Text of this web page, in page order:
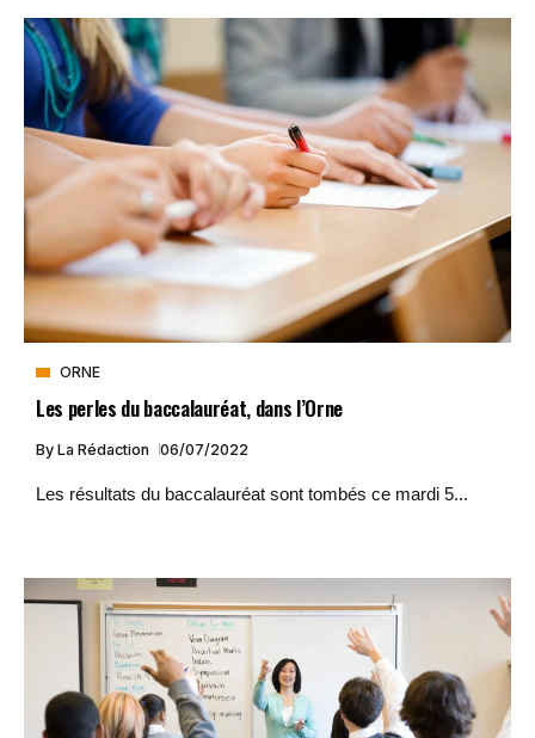
ORNE
Les perles du baccalauréat, dans l’Orne
By La Rédaction 06/07/2022
Les résultats du baccalauréat sont tombés ce mardi 5...